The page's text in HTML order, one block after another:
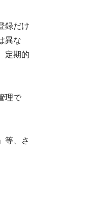
録だけ
異な
定期的
理で
等、さ